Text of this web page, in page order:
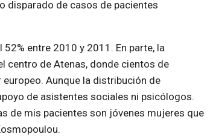
disparado de casos de pacientes
entre 2010 y 2011. En parte, la
centro de Atenas, donde cientos de
Aunque la distribución de
de asistentes sociales ni psicólogos.
de mis pacientes son jóvenes mujeres que